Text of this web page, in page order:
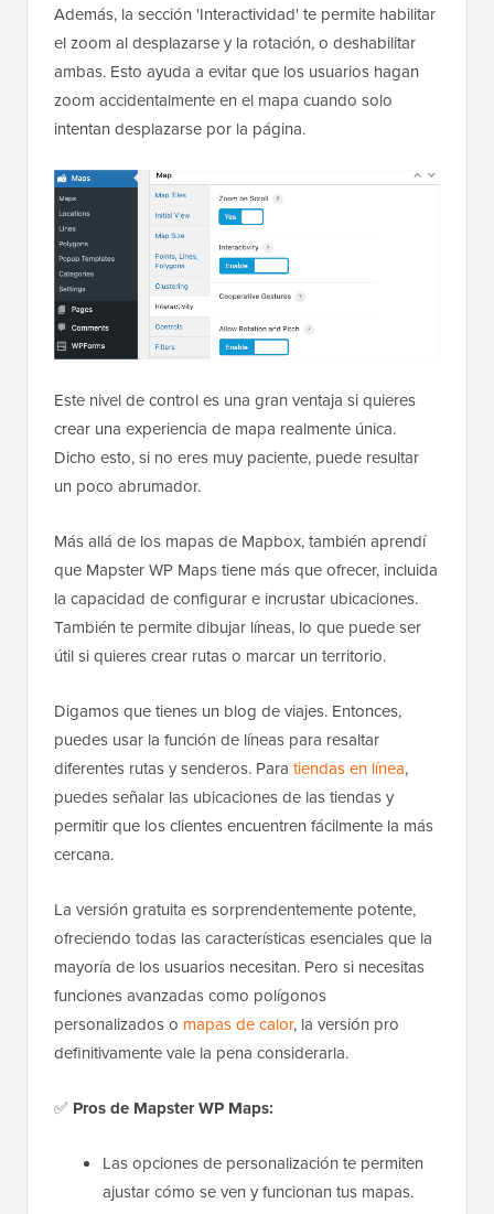
Además, la sección 'Interactividad' te permite habilitar
el zoom al desplazarse y la rotación, o deshabilitar
ambas. Esto ayuda a evitar que los usuarios hagan
zoom accidentalmente en el mapa cuando solo
intentan desplazarse por la página.
Este nivel de control es una gran ventaja si quieres
crear una experiencia de mapa realmente única.
Dicho esto, si no eres muy paciente, puede resultar
un poco abrumador.
Más allá de los mapas de Mapbox, también aprendí
que Mapster WP Maps tiene más que ofrecer, incluida
la capacidad de configurar e incrustar ubicaciones.
También te permite dibujar líneas, lo que puede ser
útil si quieres crear rutas o marcar un territorio.
Digamos que tienes un blog de viajes. Entonces,
puedes usar la función de líneas para resaltar
diferentes rutas y senderos. Para tiendas en línea,
puedes señalar las ubicaciones de las tiendas y
permitir que los clientes encuentren fácilmente la más
cercana.
La versión gratuita es sorprendentemente potente,
ofreciendo todas las características esenciales que la
mayoría de los usuarios necesitan. Pero si necesitas
funciones avanzadas como polígonos
personalizados o mapas de calor, la versión pro
definitivamente vale la pena considerarla.
✅ Pros de Mapster WP Maps:
Las opciones de personalización te permiten
ajustar cómo se ven y funcionan tus mapas.